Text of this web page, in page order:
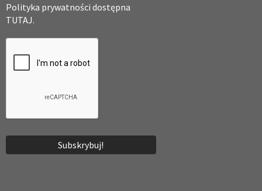
Polityka prywatności dostępna
TUTAJ.